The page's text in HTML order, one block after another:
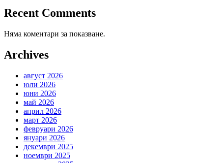
Recent Comments
Няма коментари за показване.
Archives
август 2026
юли 2026
юни 2026
май 2026
април 2026
март 2026
февруари 2026
януари 2026
декември 2025
ноември 2025